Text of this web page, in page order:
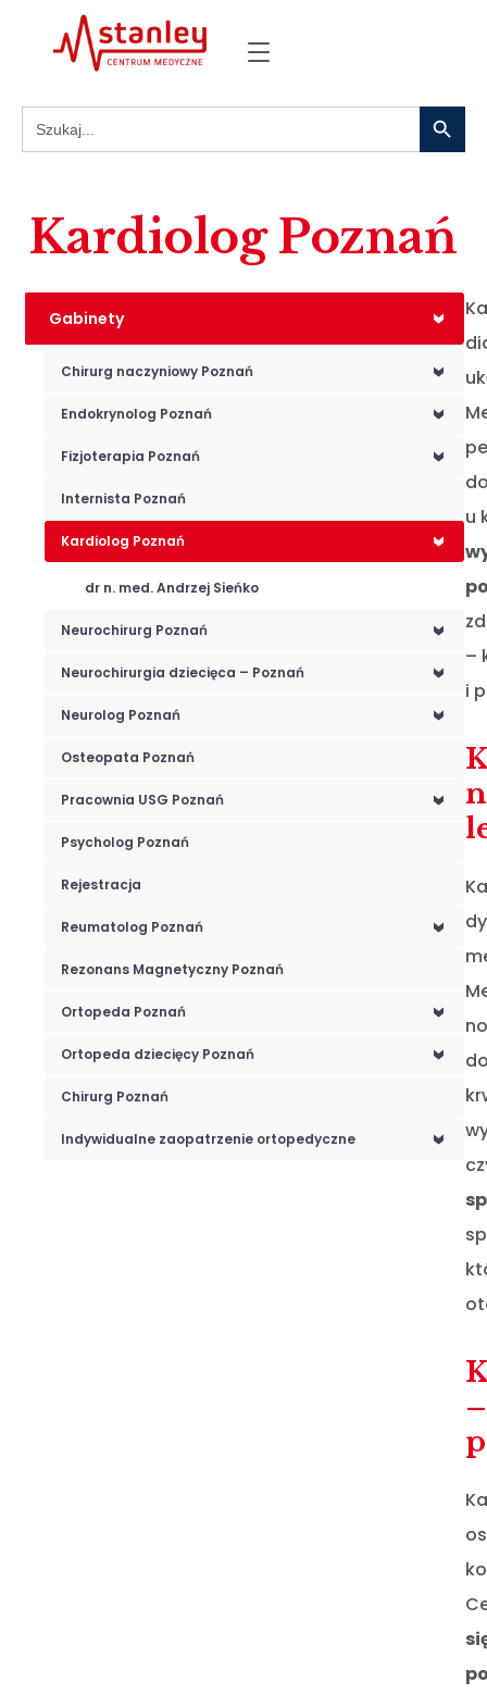
Search
for:
Kardiolog Poznań
<
Gabinety
<
Chirurg naczyniowy Poznań
<
Endokrynolog Poznań
<
Fizjoterapia Poznań
Internista Poznań
<
Kardiolog Poznań
dr n. med. Andrzej Sieńko
<
Neurochirurg Poznań
<
Neurochirurgia dziecięca – Poznań
<
Neurolog Poznań
Osteopata Poznań
<
Pracownia USG Poznań
Psycholog Poznań
Rejestracja
<
Reumatolog Poznań
Rezonans Magnetyczny Poznań
<
Ortopeda Poznań
<
Ortopeda dziecięcy Poznań
Chirurg Poznań
<
Indywidualne zaopatrzenie ortopedyczne
u
–
i